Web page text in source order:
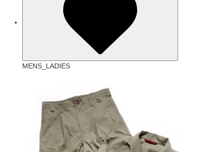
MENS_LADIES